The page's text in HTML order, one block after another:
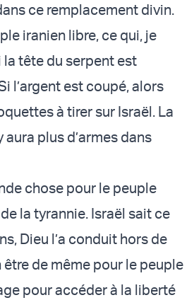
ce remplacement divin.
iranien libre, ce qui, je
tête du serpent est
l’argent est coupé, alors
à tirer sur Israël. La
plus d’armes dans
chose pour le peuple
la tyrannie. Israël sait ce
Dieu l’a conduit hors de
être de même pour le peuple
pour accéder à la liberté